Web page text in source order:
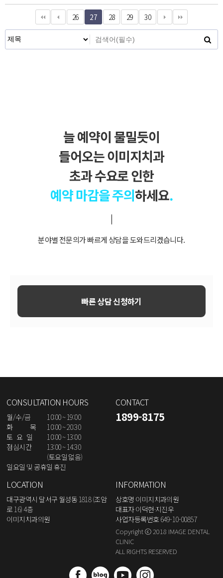
26 27 28 29 30
늘 예약이 물밀듯이
들어오는 이미지치과
초과 수요로 인한
예약 마감을 주의하세요.
분야별 전문의가 빠르게 상담을 도와드리겠습니다.
빠른 상담 신청하기
CONSULTATION HOURS
월/수/금
10:00 ~ 19:00
화 목
10:00 ~ 20:30
토 요 일
10:00 ~ 13:00
점심시간
13:00 ~ 14:30
(토요일 없음)
일요일 및 공휴일 휴진
CONTACT
1899-8175
LOCATION
대구광역시 달서구 월성동 1818 (조암
로 16) 4층
이미지치과의원
INFORMATION
상호명 이미지치과의원
대표자 이덕현·지진우
사업자등록번호 649-10-00857
Copyright ⓒ 2018 IMAGE DENTAL
CLINIC
ALL RIGHTS RESERVED